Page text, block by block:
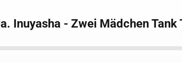
Inuyasha - Zwei Mädchen Tank